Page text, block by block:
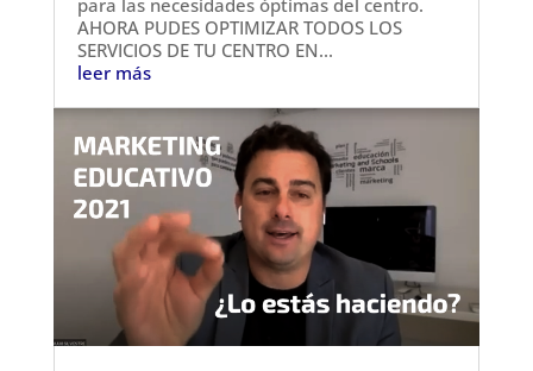
para las necesidades óptimas del centro.
AHORA PUDES OPTIMIZAR TODOS LOS
SERVICIOS DE TU CENTRO EN...
leer más